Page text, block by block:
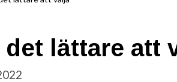
lättare att